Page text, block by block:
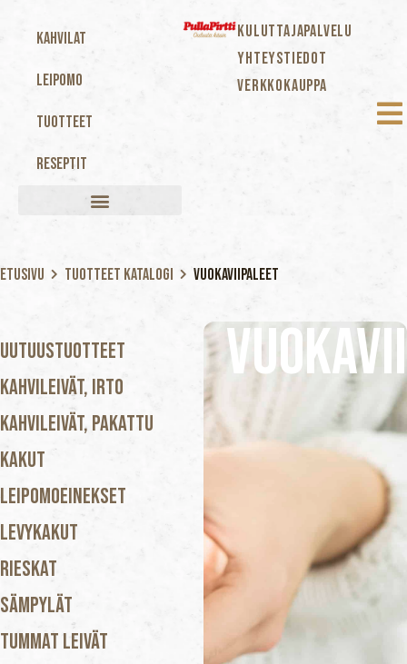
Kahvilat
Leipomo
Tuotteet
Reseptit
KULUTTAJAPALVELU
YHTEYSTIEDOT
VERKKOKAUPPA
Etusivu Tuotteet katalogi Vuokaviipaleet
Uutuustuotteet
Kahvileivät, Irto
Kahvileivät, Pakattu
Kakut
Leipomoeinekset
Levykakut
Rieskat
Sämpylät
Tummat Leivät